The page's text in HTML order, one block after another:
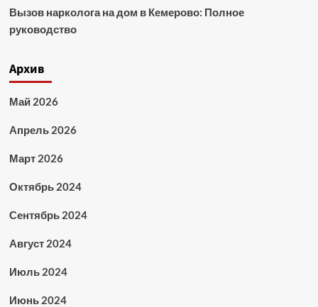
Вызов нарколога на дом в Кемерово: Полное
руководство
Архив
Май 2026
Апрель 2026
Март 2026
Октябрь 2024
Сентябрь 2024
Август 2024
Июль 2024
Июнь 2024